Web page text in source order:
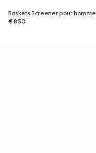
Baskets Screener pour homme
€ 850